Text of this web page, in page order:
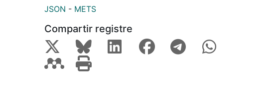
JSON - METS
Compartir registre